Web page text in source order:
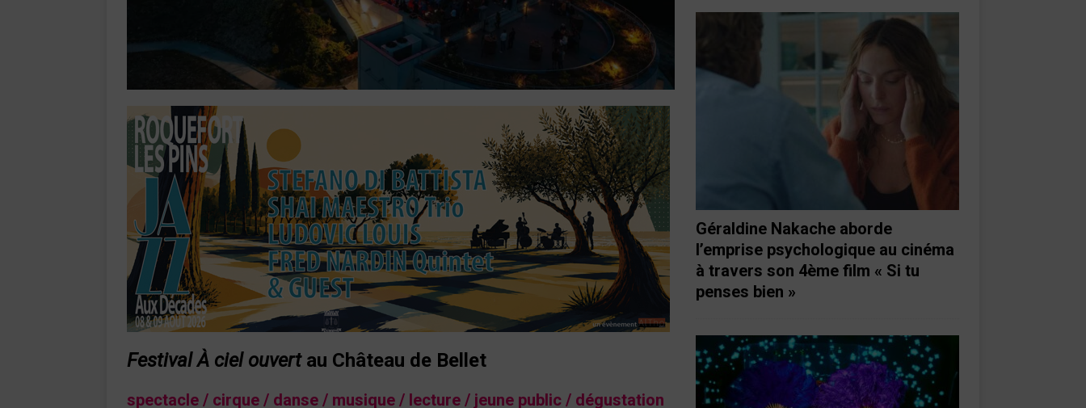
Festival À ciel ouvert au Château de Bellet
spectacle / cirque / danse / musique / lecture / jeune public / dégustation
Géraldine Nakache aborde
l’emprise psychologique au cinéma
à travers son 4ème film « Si tu
penses bien »